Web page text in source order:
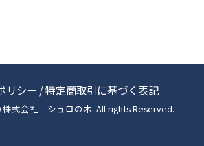
リシー /特定商取引に基づく表記
株式会社 シュロの木. All rights Reserved.